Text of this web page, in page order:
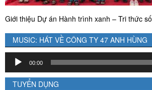
Giới thiệu Dự án Hành trình xanh – Tri thức số
MUSIC: HÁT VỀ CÔNG TY 47 ANH HÙNG
Trình
chơi
Audio
00:00
TUYỂN DỤNG